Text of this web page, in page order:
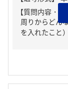
【質問内容・
周りからどん
を入れたこと